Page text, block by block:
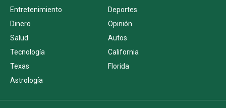
Entretenimiento
Deportes
Dinero
Opinión
Salud
Autos
Tecnología
California
Texas
Florida
Astrología